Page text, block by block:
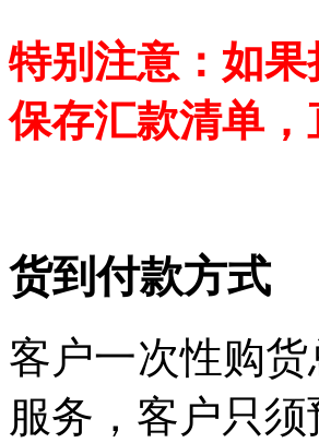
特别注意：如
保存汇款清单，
货到付款方式
客户一次性购
服务，客户只须